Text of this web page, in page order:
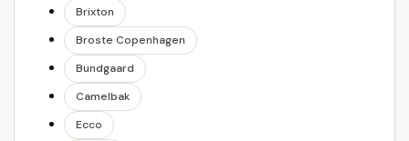
Brixton
Broste Copenhagen
Bundgaard
Camelbak
Ecco